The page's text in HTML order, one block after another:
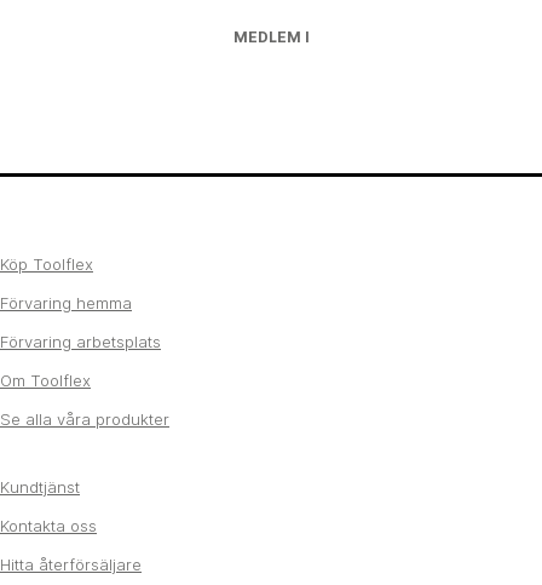
MEDLEM I
Köp Toolflex
Förvaring hemma
Förvaring arbetsplats
Om Toolflex
Se alla våra produkter
Kundtjänst
Kontakta oss
Hitta återförsäljare